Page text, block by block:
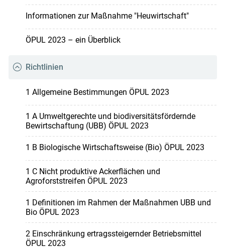
Informationen zur Maßnahme "Heuwirtschaft"
ÖPUL 2023 – ein Überblick
Richtlinien
1 Allgemeine Bestimmungen ÖPUL 2023
1 A Umweltgerechte und biodiversitätsfördernde
Bewirtschaftung (UBB) ÖPUL 2023
1 B Biologische Wirtschaftsweise (Bio) ÖPUL 2023
1 C Nicht produktive Ackerflächen und
Agroforststreifen ÖPUL 2023
1 Definitionen im Rahmen der Maßnahmen UBB und
Bio ÖPUL 2023
2 Einschränkung ertragssteigernder Betriebsmittel
ÖPUL 2023